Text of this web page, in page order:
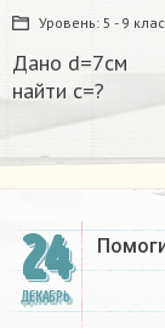
Уровень: 5 - 9
Дано d=7см
найти с=?​
24
ДЕКАБРЬ